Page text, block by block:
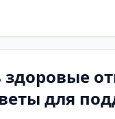
здоровые
для